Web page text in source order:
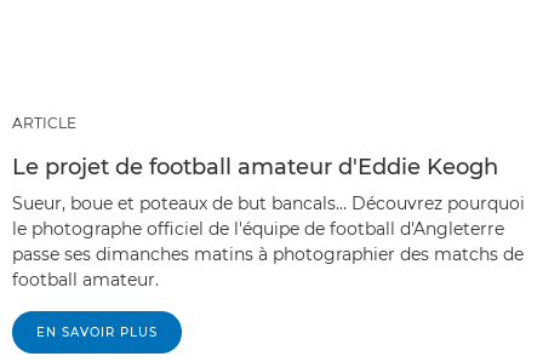
ARTICLE
Le projet de football amateur d'Eddie Keogh
Sueur, boue et poteaux de but bancals… Découvrez pourquoi
le photographe officiel de l'équipe de football d'Angleterre
passe ses dimanches matins à photographier des matchs de
football amateur.
EN SAVOIR PLUS